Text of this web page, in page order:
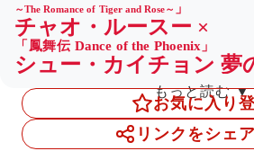
もっと読む ▼
チャオ・ルースー
～The Romance of Tiger and Rose～ 」
×
シュー・カイチョン
「鳳舞伝 Dance of the Phoenix」
夢
エリート男子学府初の
なツンデレ教師が繰り
お気に入り
リンクをシェ